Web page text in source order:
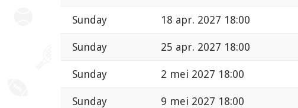
Sunday 18 apr. 2027 18:00
Sunday 25 apr. 2027 18:00
Sunday 2 mei 2027 18:00
Sunday 9 mei 2027 18:00